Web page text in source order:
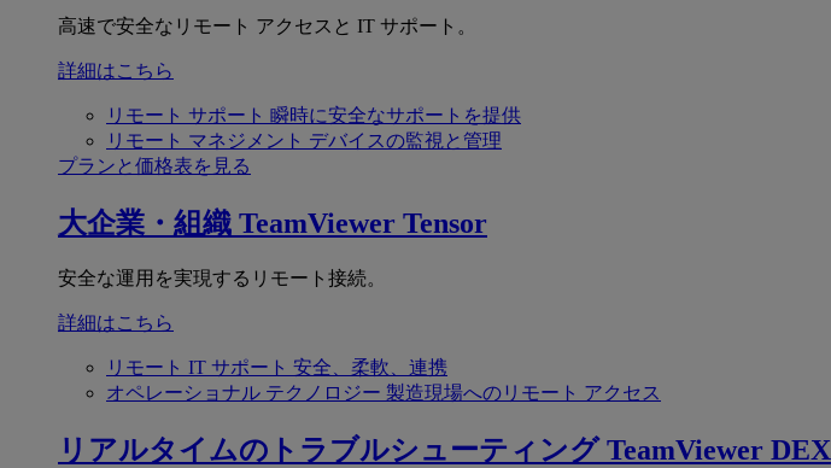
高速で安全なリモート アクセスと IT サポート。
詳細はこちら
リモート サポート 瞬時に安全なサポートを提供
リモート マネジメント デバイスの監視と管理
プランと価格表を見る
大企業・組織 TeamViewer Tensor
安全な運用を実現するリモート接続。
詳細はこちら
リモート IT サポート 安全、柔軟、連携
オペレーショナル テクノロジー 製造現場へのリモート アクセス
リアルタイムのトラブルシューティング TeamViewer DEX